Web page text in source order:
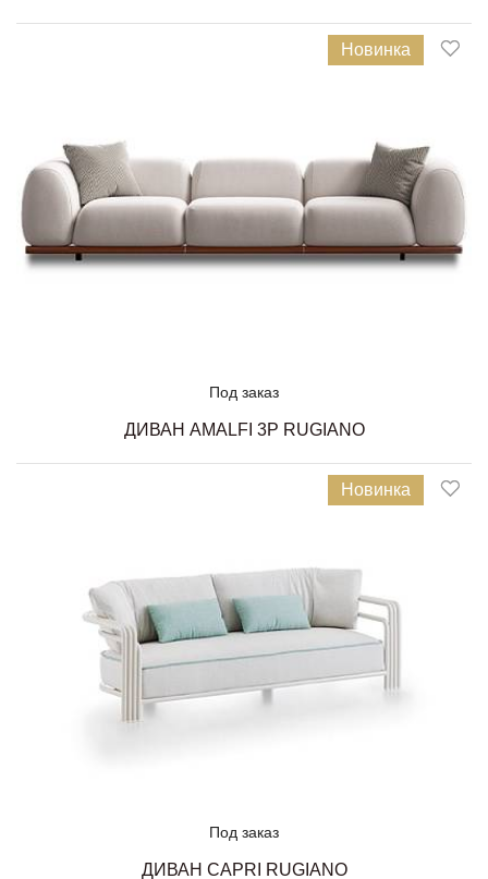
Новинка
Под заказ
ДИВАН AMALFI 3P RUGIANO
Новинка
Под заказ
ДИВАН CAPRI RUGIANO